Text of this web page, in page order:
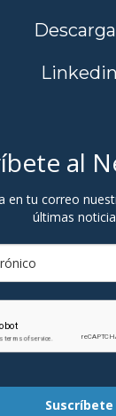
Linkedin
al
en tu correo
últimas
Suscríbete